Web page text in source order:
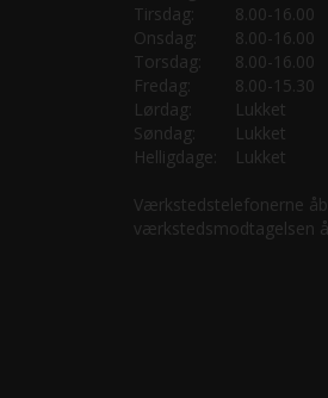
Tirsdag:
8.00-16.00
Onsdag:
8.00-16.00
Torsdag:
8.00-16.00
Fredag:
8.00-15.30
Lørdag:
Lukket
Søndag:
Lukket
Helligdage:
Lukket
Værkstedstelefonerne
værkstedsmodtagelsen